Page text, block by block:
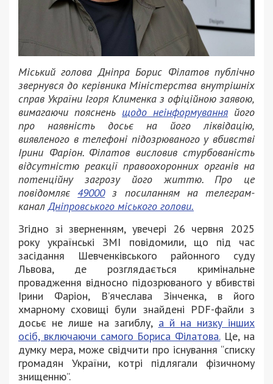
Міський голова Дніпра Борис Філатов публічно
звернувся до керівника Міністерства внутрішніх
справ України Ігоря Клименка з офіційною заявою,
вимагаючи пояснень щодо неінформування його
про наявність досьє на його ліквідацію,
виявленого в телефоні підозрюваного у вбивстві
Ірини Фаріон. Філатов висловив стурбованість
відсутністю реакції правоохоронних органів на
потенційну загрозу його життю. Про це
повідомляє49000з посиланням на телеграм-
каналДніпровського міського голови.
Згідно зі зверненням, увечері 26 червня 2025
року українські ЗМІ повідомили, що під час
засідання Шевченківського районного суду
Львова, де розглядається кримінальне
провадження відносно підозрюваного у вбивстві
Ірини Фаріон, В’ячеслава Зінченка, в його
хмарному сховищі були знайдені PDF-файли з
досьє не лише на загиблу, а й на низку інших
осіб, включаючи самого Бориса Філатова.Це, на
думку мера, може свідчити про існування “списку
громадян України, котрі підлягали фізичному
знищенню”.